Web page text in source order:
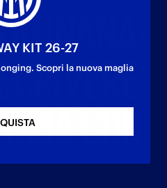
ONANA:
CON
KIT 26-27
Scopri la nuova maglia